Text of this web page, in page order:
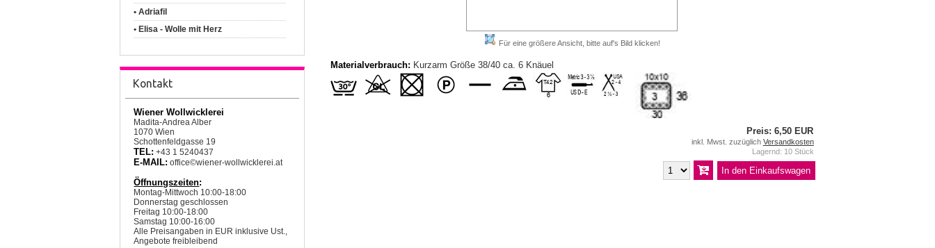
• Adriafil
• Elisa - Wolle mit Herz
Kontakt
Wiener Wollwicklerei
Madita-Andrea Alber
1070 Wien
Schottenfeldgasse 19
TEL: +43 1 5240437
E-MAIL: office©wiener-wollwicklerei.at
Öffnungszeiten:
Montag-Mittwoch 10:00-18:00
Donnerstag geschlossen
Freitag 10:00-18:00
Samstag 10:00-16:00
Alle Preisangaben in EUR inklusive Ust.,
Angebote freibleibend
Für eine größere Ansicht, bitte auf's Bild klicken!
Materialverbrauch: Kurzarm Größe 38/40 ca. 6 Knäuel
Preis: 6,50 EUR
inkl. Mwst. zuzüglich Versandkosten
Lagernd: 10 Stück